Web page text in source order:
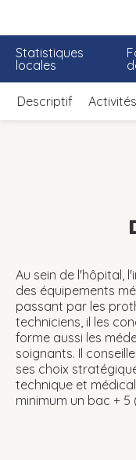
Statistiques
locales
Descriptif Activités
Au sein de l'hôpital,
des équipements
passant par les
techniciens, il les
forme aussi les
soignants. Il
ses choix
technique et
minimum un bac +